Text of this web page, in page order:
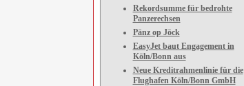
Rekordsumme für bedrohte
Panzerechsen
Pänz op Jöck
EasyJet baut Engagement in
Köln/Bonn aus
Neue Kreditrahmenlinie für die
Flughafen Köln/Bonn GmbH